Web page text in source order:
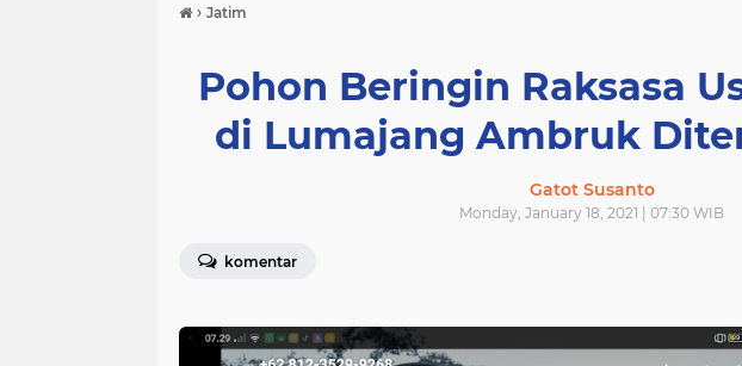
› Jatim
Pohon Beringin Raksasa
di Lumajang Ambruk
Gatot Susanto
Monday, January 18, 2021 | 07:30 WIB
komentar